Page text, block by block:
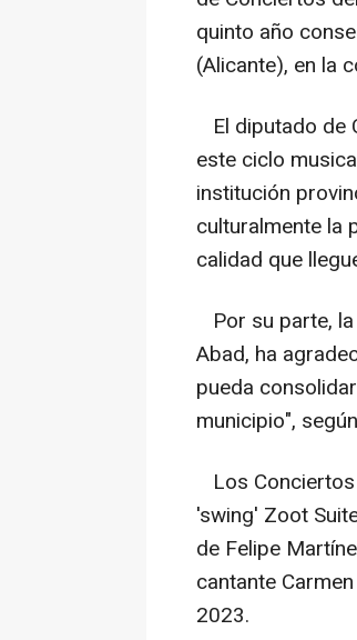
quinto año
(Alicante), en la
El diputado de
este ciclo
institución
culturalmente la
calidad que
Por su parte,
Abad, ha
pueda
municipio",
Los
'swing' Zoot
de Felipe
cantante
2023.